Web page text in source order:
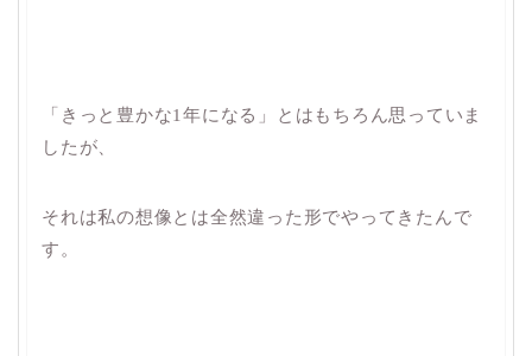
「きっと豊かな1年になる」とはもちろん思っていま
したが、
それは私の想像とは全然違った形でやってきたんで
す。